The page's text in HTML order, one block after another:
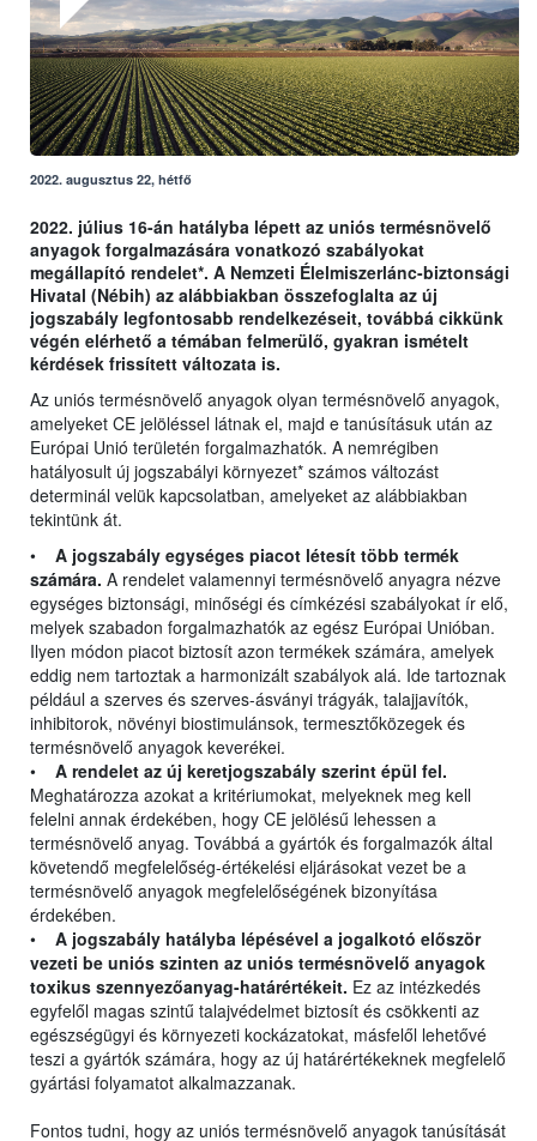
2022. augusztus 22, hétfő
2022. július 16-án hatályba lépett az uniós termésnövelő
anyagok forgalmazására vonatkozó szabályokat
megállapító rendelet*. A Nemzeti Élelmiszerlánc-biztonsági
Hivatal (Nébih) az alábbiakban összefoglalta az új
jogszabály legfontosabb rendelkezéseit, továbbá cikkünk
végén elérhető a témában felmerülő, gyakran ismételt
kérdések frissített változata is.
Az uniós termésnövelő anyagok olyan termésnövelő anyagok,
amelyeket CE jelöléssel látnak el, majd e tanúsításuk után az
Európai Unió területén forgalmazhatók. A nemrégiben
hatályosult új jogszabályi környezet* számos változást
determinál velük kapcsolatban, amelyeket az alábbiakban
tekintünk át.
• A jogszabály egységes piacot létesít több termék
számára. A rendelet valamennyi termésnövelő anyagra nézve
egységes biztonsági, minőségi és címkézési szabályokat ír elő,
melyek szabadon forgalmazhatók az egész Európai Unióban.
Ilyen módon piacot biztosít azon termékek számára, amelyek
eddig nem tartoztak a harmonizált szabályok alá. Ide tartoznak
például a szerves és szerves-ásványi trágyák, talajjavítók,
inhibitorok, növényi biostimulánsok, termesztőközegek és
termésnövelő anyagok keverékei.
• A rendelet az új keretjogszabály szerint épül fel.
Meghatározza azokat a kritériumokat, melyeknek meg kell
felelni annak érdekében, hogy CE jelölésű lehessen a
termésnövelő anyag. Továbbá a gyártók és forgalmazók által
követendő megfelelőség-értékelési eljárásokat vezet be a
termésnövelő anyagok megfelelőségének bizonyítása
érdekében.
• A jogszabály hatályba lépésével a jogalkotó először
vezeti be uniós szinten az uniós termésnövelő anyagok
toxikus szennyezőanyag-határértékeit. Ez az intézkedés
egyfelől magas szintű talajvédelmet biztosít és csökkenti az
egészségügyi és környezeti kockázatokat, másfelől lehetővé
teszi a gyártók számára, hogy az új határértékeknek megfelelő
gyártási folyamatot alkalmazzanak.
Fontos tudni, hogy az uniós termésnövelő anyagok tanúsítását